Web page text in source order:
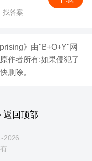
找答案
》由"B+O+Y"网
作者所有;如果侵犯了
删除。
返回顶部
2026